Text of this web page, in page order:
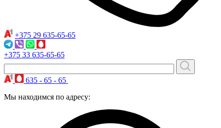
+375 29 635-65-65
+375 33 635-65-65
635 - 65 - 65
Мы находимся по адресу: